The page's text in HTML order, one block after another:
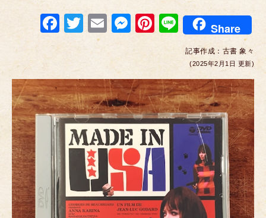
F
a
e
b
o
o
k
T
wi
er
E
ail
M
e
ss
e
n
g
er
Pi
er
e
st
Li
n
e
Share
記事作成： 古書 象々
(2025年2月1日 更新)